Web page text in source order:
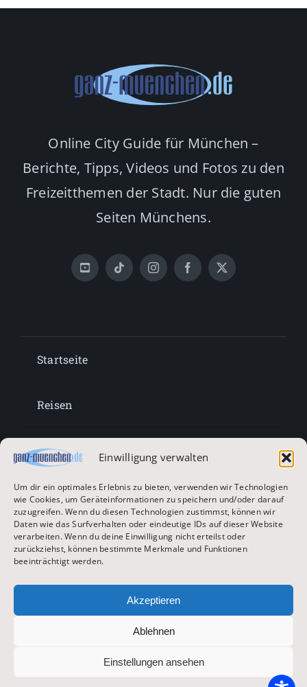
Einwilligung verwalten
Um dir ein optimales Erlebnis zu bieten, verwenden wir Technologien
wie Cookies, um Geräteinformationen zu speichern und/oder darauf
zuzugreifen. Wenn du diesen Technologien zustimmst, können wir
Daten wie das Surfverhalten oder eindeutige IDs auf dieser Website
verarbeiten. Wenn du deine Einwilligung nicht erteilst oder
zurückziehst, können bestimmte Merkmale und Funktionen
beeinträchtigt werden.
Akzeptieren
Ablehnen
Einstellungen ansehen
Online City Guide für München –
Berichte, Tipps, Videos und Fotos zu den
Freizeitthemen der Stadt. Nur die guten
Seiten Münchens.
Startseite
Reisen
Lifestyle
Entertainment
Oktoberfest & Volksfeste
Zur Hauptseite